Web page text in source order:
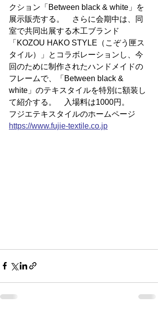
クション「Between black & white」を
展示販売する。　さらに会期中は、同
室で共同出展する木工ブランド
「KOZOU HAKO STYLE（こぞう匣ス
タイル）」とコラボレーションし、今
回のために制作されたハンドメイドの
フレームで、「Between black &
white」のテキスタイルを特別に額装し
て紹介する。　入場料は1000円。
フジエテキスタイルのホームページ
https://www.fujie-textile.co.jp